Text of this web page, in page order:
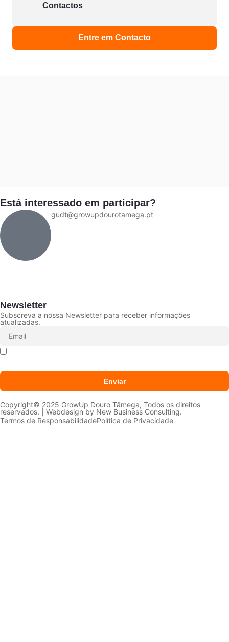
Contactos
Entre em Contacto
Está interessado em participar?
gudt@growupdourotamega.pt
Newsletter
Subscreva a nossa Newsletter para receber informações
atualizadas.
Enviar
Copyright© 2025 GrowUp Douro Tâmega, Todos os direitos
reservados. | Webdesign by New Business Consulting.
Termos de ResponsabilidadePolítica de Privacidade